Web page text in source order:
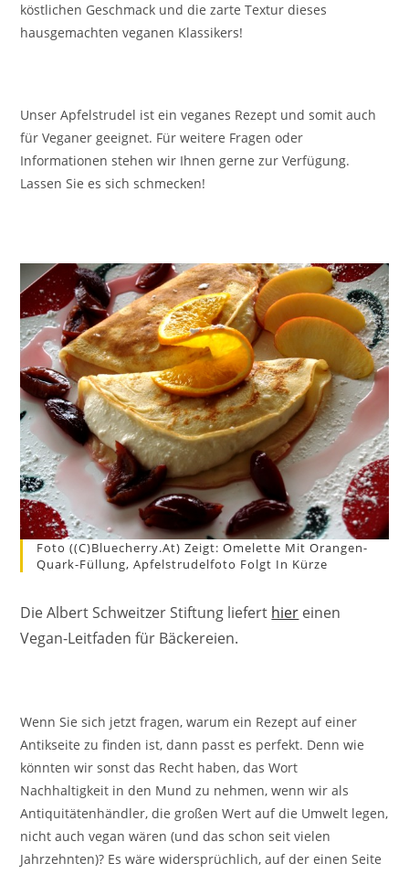
köstlichen Geschmack und die zarte Textur dieses
hausgemachten veganen Klassikers!
Unser Apfelstrudel ist ein veganes Rezept und somit auch
für Veganer geeignet. Für weitere Fragen oder
Informationen stehen wir Ihnen gerne zur Verfügung.
Lassen Sie es sich schmecken!
Foto ((c)bluecherry.at) Zeigt: Omelette Mit Orangen-
Quark-Füllung, Apfelstrudelfoto Folgt In Kürze
Die Albert Schweitzer Stiftung liefert hier einen
Vegan-Leitfaden für Bäckereien.
Wenn Sie sich jetzt fragen, warum ein Rezept auf einer
Antikseite zu finden ist, dann passt es perfekt. Denn wie
könnten wir sonst das Recht haben, das Wort
Nachhaltigkeit in den Mund zu nehmen, wenn wir als
Antiquitätenhändler, die großen Wert auf die Umwelt legen,
nicht auch vegan wären (und das schon seit vielen
Jahrzehnten)? Es wäre widersprüchlich, auf der einen Seite